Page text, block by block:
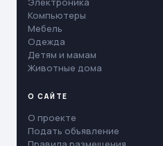
Компьютеры
Мебель
Одежда
Детям и мамам
Животные дома
О САЙТЕ
О проекте
Подать объявление